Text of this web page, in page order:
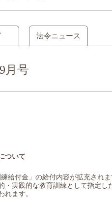
法令ニュース
月号
ついて
給付金」の給付内容が拡充され
・実践的な教育訓練として指定し
れます。